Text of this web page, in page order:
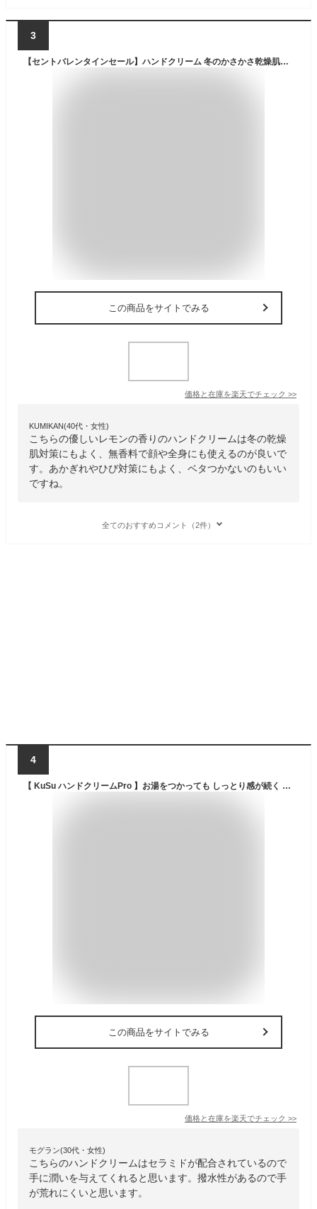
3
【セントバレンタインセール】ハンドクリーム 冬のかさかさ乾燥肌にべたつかない やさしいレモンの香り ヘパリン類似物質 薬用ハンドクリーム 無香料 高保湿 優しいレモンの香り 顔や全身使える PLUS One ハンドクリーム 医薬部外品 乾燥肌 あかぎれ ひび 50g
この商品をサイトでみる
価格と在庫を楽天でチェック >>
KUMIKAN(40代・女性)
こちらの優しいレモンの香りのハンドクリームは冬の乾燥
肌対策にもよく、無香料で顔や全身にも使えるのが良いで
す。あかぎれやひび対策にもよく、ベタつかないのもいい
ですね。
全てのおすすめコメント（2件）
4
【 KuSu ハンドクリームPro 】お湯をつかっても しっとり感が続く ハンドクリーム 無香料 クス 40g 水をはじく 水仕事 手荒れ 保護 保湿 べたつかない 撥水 ケア クリーム さらさら セラミド 送料無料 アイセイ薬局 公式
この商品をサイトでみる
価格と在庫を楽天でチェック >>
モグラン(30代・女性)
こちらのハンドクリームはセラミドが配合されているので
手に潤いを与えてくれると思います。撥水性があるので手
が荒れにくいと思います。